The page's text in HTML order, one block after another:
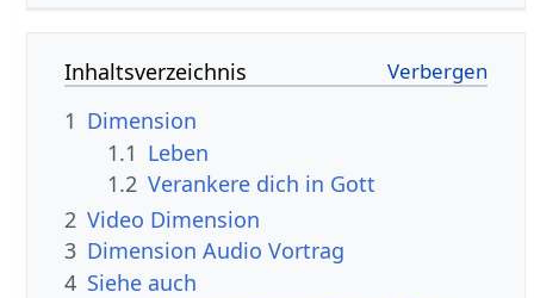
Inhaltsverzeichnis
1 Dimension
1.1 Leben
1.2 Verankere dich in Gott
2 Video Dimension
3 Dimension Audio Vortrag
4 Siehe auch